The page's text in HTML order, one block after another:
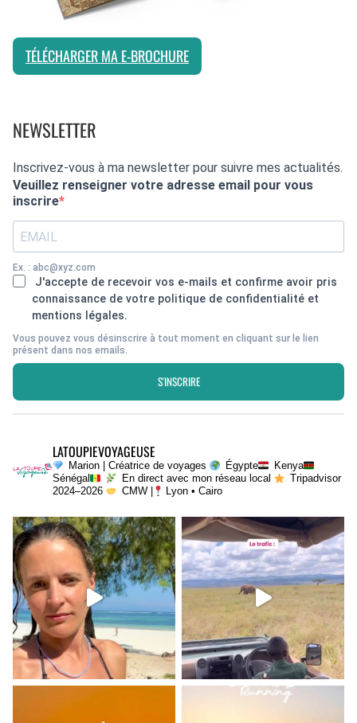
TÉLÉCHARGER MA E-BROCHURE
NEWSLETTER
Inscrivez-vous à ma newsletter pour suivre mes actualités.
Veuillez renseigner votre adresse email pour vous
inscrire
Ex. : abc@xyz.com
J'accepte de recevoir vos e-mails et confirme avoir pris
connaissance de votre politique de confidentialité et
mentions légales.
Vous pouvez vous désinscrire à tout moment en cliquant sur le lien
présent dans nos emails.
S'INSCRIRE
LATOUPIEVOYAGEUSE
Marion | Créatrice de voyages Égypte
Kenya
Sénégal
En direct avec mon réseau local
Tripadvisor
2024–2026
CMW | Lyon • Cairo